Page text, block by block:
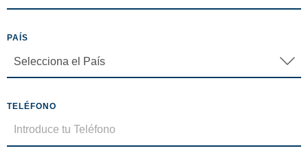
PAÍS
TELÉFONO